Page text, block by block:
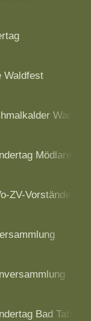
Waldfest
Mödlareuth
ZV-Vorstände
Bad Tabarz